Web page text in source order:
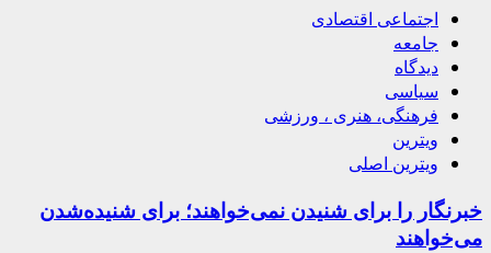
اجتماعی اقتصادی
جامعه
دیدگاه
سیاسی
فرهنگی، هنری ، ورزشی
ویترین
ویترین اصلی
خبرنگار را برای شنیدن نمی‌خواهند؛ برای شنیده‌شدن
می‌خواهند